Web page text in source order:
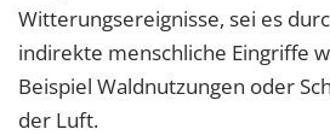
Witterungsereignisse, sei es
indirekte menschliche Eingriffe
Beispiel Waldnutzungen oder
der Luft.Vimeo